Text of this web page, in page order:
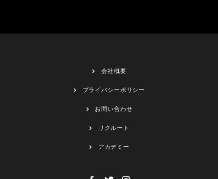
会社概要
プライバシーポリシー
お問い合わせ
リクルート
アカデミー